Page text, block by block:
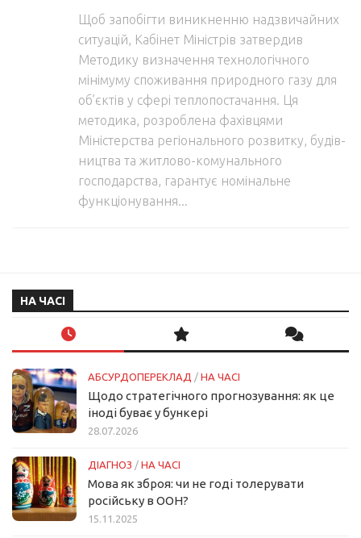
Щоб запобігти виникненню надзвичайних
ситуацій, Кабінет Міністрів затвердив
Методику визначення технологічного
мінімуму споживання природного газу для
об’єктів у сфері теплопостачання. Ця
методика, розроблена фахівцями
Міністерства регіонального розвитку, будів­
ництва та житлово-комунального
господарства, гарантує номінальне
функціону­вання...
НА ЧАСІ
АБСУРДОПЕРЕКЛАД / НА ЧАСІ
Щодо стратегічного прогнозування: як це
іноді буває у бункері
28.07.2026
ДІАГНОЗ / НА ЧАСІ
Мова як зброя: чи не годі толерувати
російську в ООН?
15.11.2025